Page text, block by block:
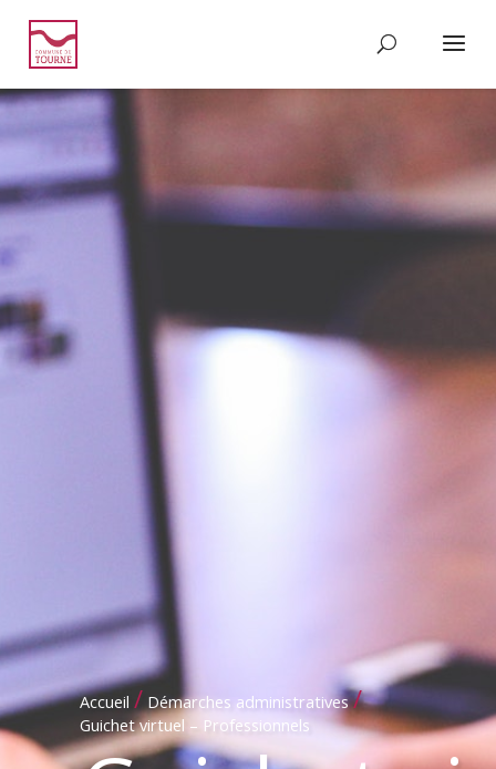
Accueil / Démarches administratives /
Guichet virtuel – Professionnels